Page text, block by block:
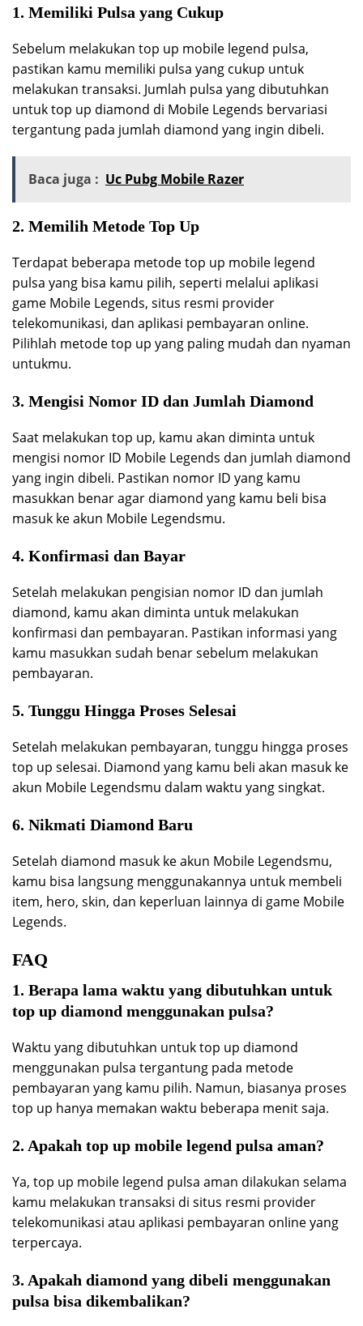
1. Memiliki Pulsa yang Cukup
Sebelum melakukan top up mobile legend pulsa,
pastikan kamu memiliki pulsa yang cukup untuk
melakukan transaksi. Jumlah pulsa yang dibutuhkan
untuk top up diamond di Mobile Legends bervariasi
tergantung pada jumlah diamond yang ingin dibeli.
Baca juga : Uc Pubg Mobile Razer
2. Memilih Metode Top Up
Terdapat beberapa metode top up mobile legend
pulsa yang bisa kamu pilih, seperti melalui aplikasi
game Mobile Legends, situs resmi provider
telekomunikasi, dan aplikasi pembayaran online.
Pilihlah metode top up yang paling mudah dan nyaman
untukmu.
3. Mengisi Nomor ID dan Jumlah Diamond
Saat melakukan top up, kamu akan diminta untuk
mengisi nomor ID Mobile Legends dan jumlah diamond
yang ingin dibeli. Pastikan nomor ID yang kamu
masukkan benar agar diamond yang kamu beli bisa
masuk ke akun Mobile Legendsmu.
4. Konfirmasi dan Bayar
Setelah melakukan pengisian nomor ID dan jumlah
diamond, kamu akan diminta untuk melakukan
konfirmasi dan pembayaran. Pastikan informasi yang
kamu masukkan sudah benar sebelum melakukan
pembayaran.
5. Tunggu Hingga Proses Selesai
Setelah melakukan pembayaran, tunggu hingga proses
top up selesai. Diamond yang kamu beli akan masuk ke
akun Mobile Legendsmu dalam waktu yang singkat.
6. Nikmati Diamond Baru
Setelah diamond masuk ke akun Mobile Legendsmu,
kamu bisa langsung menggunakannya untuk membeli
item, hero, skin, dan keperluan lainnya di game Mobile
Legends.
FAQ
1. Berapa lama waktu yang dibutuhkan untuk
top up diamond menggunakan pulsa?
Waktu yang dibutuhkan untuk top up diamond
menggunakan pulsa tergantung pada metode
pembayaran yang kamu pilih. Namun, biasanya proses
top up hanya memakan waktu beberapa menit saja.
2. Apakah top up mobile legend pulsa aman?
Ya, top up mobile legend pulsa aman dilakukan selama
kamu melakukan transaksi di situs resmi provider
telekomunikasi atau aplikasi pembayaran online yang
terpercaya.
3. Apakah diamond yang dibeli menggunakan
pulsa bisa dikembalikan?